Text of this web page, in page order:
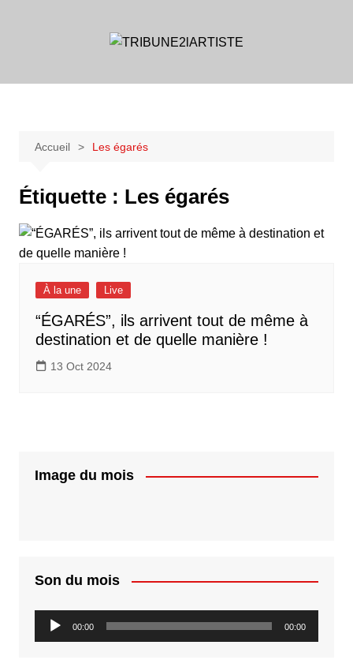
Accueil Les égarés
Étiquette : Les égarés
À la une Live
“ÉGARÉS”, ils arrivent tout de même à
destination et de quelle manière !
13 Oct 2024
Image du mois
Son du mois
Lecteur
audio
00:00 00:00